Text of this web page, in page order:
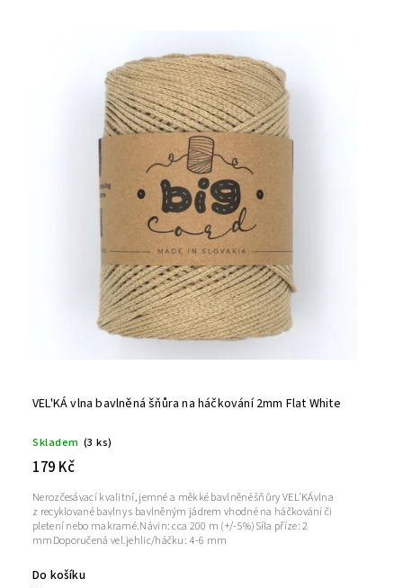
Abecedně
VEL'KÁ vlna bavlněná šňůra na háčkování 2mm Flat White
Skladem (3 ks)
179 Kč
Do košíku
Nerozčesávací kvalitní, jemné a měkké bavlněné šňůry VEL'KÁvlna
z recyklované bavlny s bavlněným jádrem vhodné na háčkování či
pletení nebo makramé.Návin: cca 200 m (+/-5%)Síla příze: 2
mmDoporučená vel.jehlic/háčku: 4-6 mm